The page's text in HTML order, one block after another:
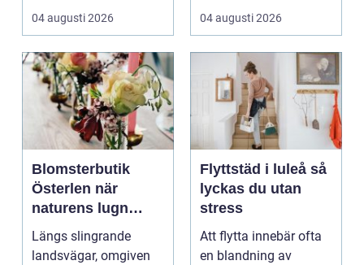
förvan...
04 augusti 2026
vill ha ett rent hem
04 augusti 2026
Blomsterbutik
Österlen när
naturens lugn
möter kreativt
hantverk
Längs slingrande
landsvägar, omgiven
Flyttstäd i luleå så
lyckas du utan
stress
Att flytta innebär ofta
en blandning av